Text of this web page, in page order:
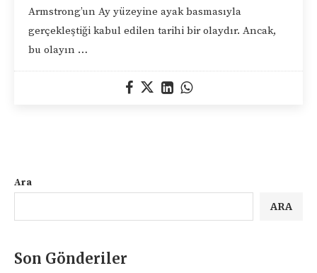
Armstrong’un Ay yüzeyine ayak basmasıyla
gerçekleştiği kabul edilen tarihi bir olaydır. Ancak,
bu olayın …
Ara
ARA
Son Gönderiler